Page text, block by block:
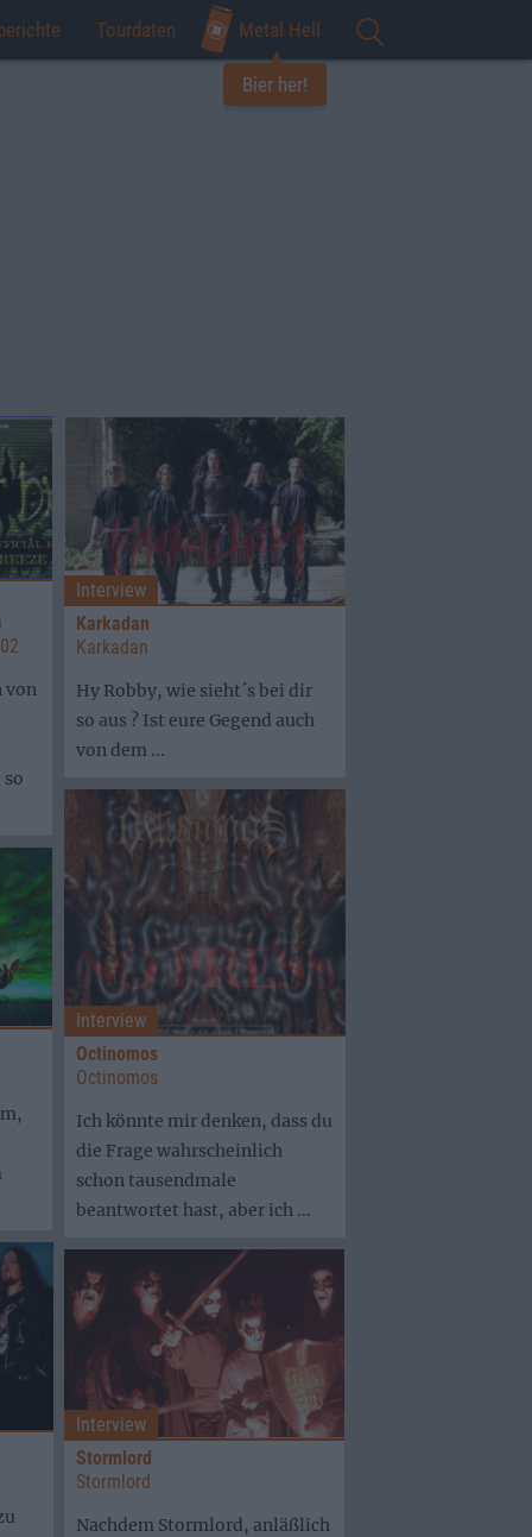
Tourdaten Metal Hell
Bier her!
von
Interview
Karkadan
Karkadan
Hy Robby, wie sieht´s bei dir
so aus ? Ist eure Gegend auch
von dem ...
Interview
Octinomos
Octinomos
Ich könnte mir denken, dass du
die Frage wahrscheinlich
schon tausendmale
beantwortet hast, aber ich ...
Interview
Stormlord
Stormlord
Nachdem Stormlord, anläßlich